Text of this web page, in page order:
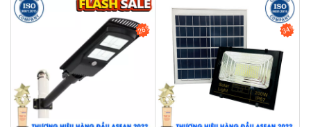
SẢN PHẨM DỊCH VỤ CHẤT LƯỢNG ASEAN 2019
26% 34%